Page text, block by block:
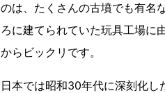
のは、たくさんの古墳でも有名
ろに建てられていた玩具工場に
からビックリです。
日本では昭和30年代に深刻化